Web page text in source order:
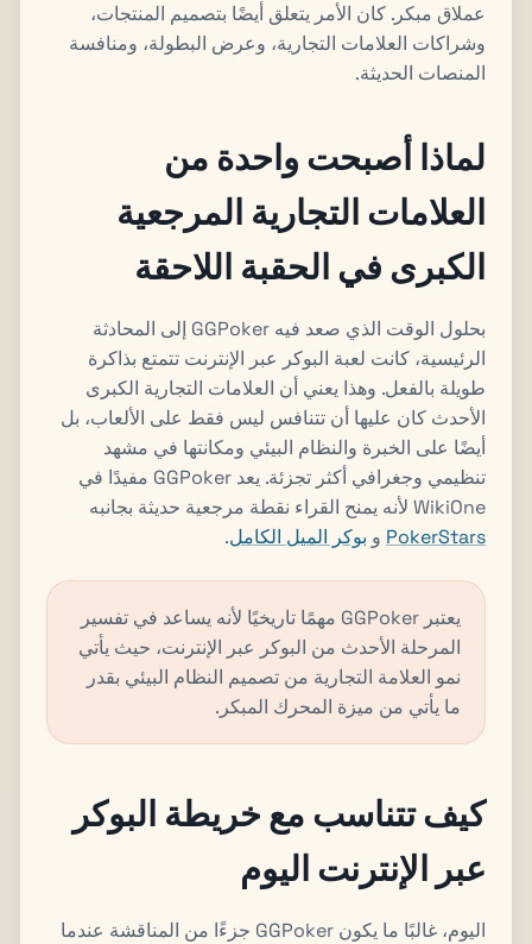
عملاق مبكر. كان الأمر يتعلق أيضًا بتصميم المنتجات،
وشراكات العلامات التجارية، وعرض البطولة، ومنافسة
المنصات الحديثة.
لماذا أصبحت واحدة من
العلامات التجارية المرجعية
الكبرى في الحقبة اللاحقة
بحلول الوقت الذي صعد فيه GGPoker إلى المحادثة
الرئيسية، كانت لعبة البوكر عبر الإنترنت تتمتع بذاكرة
طويلة بالفعل. وهذا يعني أن العلامات التجارية الكبرى
الأحدث كان عليها أن تتنافس ليس فقط على الألعاب، بل
أيضًا على الخبرة والنظام البيئي ومكانتها في مشهد
تنظيمي وجغرافي أكثر تجزئة. يعد GGPoker مفيدًا في
WikiOne لأنه يمنح القراء نقطة مرجعية حديثة بجانبه
PokerStars و بوكر الميل الكامل.
يعتبر GGPoker مهمًا تاريخيًا لأنه يساعد في تفسير
المرحلة الأحدث من البوكر عبر الإنترنت، حيث يأتي
نمو العلامة التجارية من تصميم النظام البيئي بقدر
ما يأتي من ميزة المحرك المبكر.
كيف تتناسب مع خريطة البوكر
عبر الإنترنت اليوم
اليوم، غالبًا ما يكون GGPoker جزءًا من المناقشة عندما